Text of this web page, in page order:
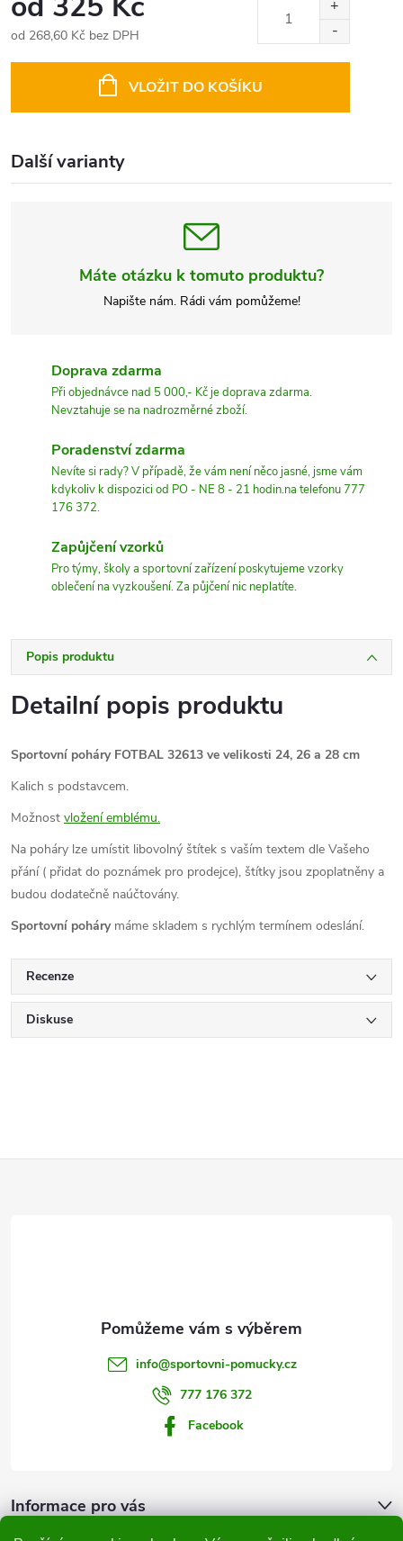
od 268,60 Kč bez DPH
VLOŽIT DO KOŠÍKU
Další varianty
Máte otázku k tomuto produktu?
Napište nám. Rádi vám pomůžeme!
Doprava zdarma
Při objednávce nad 5 000,- Kč je doprava zdarma.
Nevztahuje se na nadrozměrné zboží.
Poradenství zdarma
Nevíte si rady? V případě, že vám není něco jasné, jsme vám
kdykoliv k dispozici od PO - NE 8 - 21 hodin.na telefonu 777
176 372.
Zapůjčení vzorků
Pro týmy, školy a sportovní zařízení poskytujeme vzorky
oblečení na vyzkoušení. Za půjčení nic neplatíte.
Popis produktu
Detailní popis produktu
Sportovní poháry FOTBAL 32613 ve velikosti 24, 26 a 28 cm
Kalich s podstavcem.
Možnost vložení emblému.
Na poháry lze umístit libovolný štítek s vaším textem dle Vašeho
přání ( přidat do poznámek pro prodejce), štítky jsou zpoplatněny a
budou dodatečně naúčtovány.
Sportovní pohárymáme skladem s rychlým termínem odeslání.
Recenze
Diskuse
info@sportovni-pomucky.cz
777 176 372
Facebook
Informace pro vás